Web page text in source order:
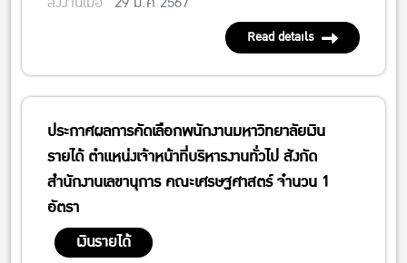
Read details
ประกาศผลการคัดเลือกพนักงานมหาวิทยาลัยเงิน
รายได้ ตำแหน่งเจ้าหน้าที่บริหารงานทั่วไป สังกัด
สำนักงานเลขานุการ คณะเศรษฐศาสตร์ จำนวน 1
อัตรา
เงินรายได้